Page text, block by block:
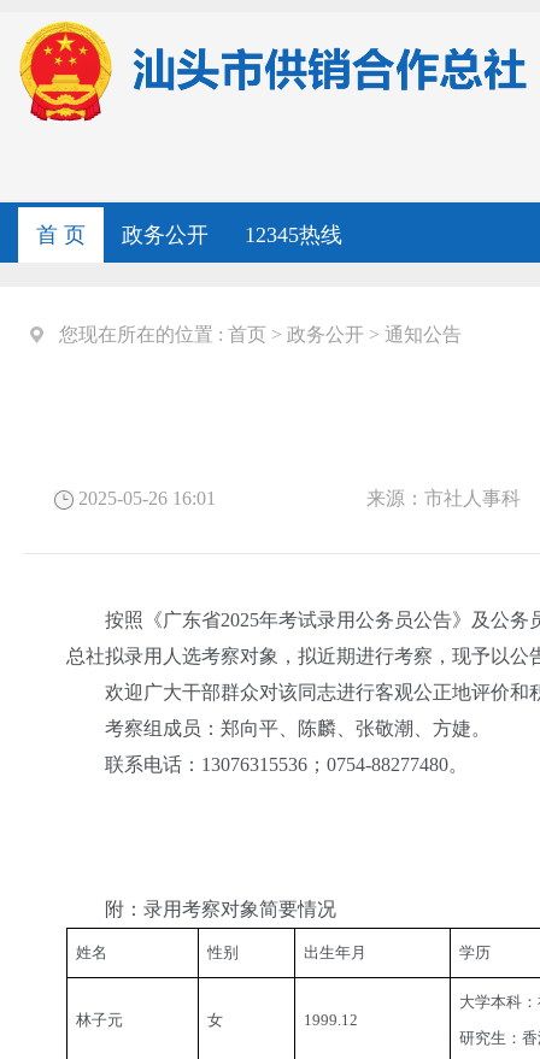
首 页 政务公开 12345热线
您现在所在的位置 : 首页 > 政务公开 > 通知公告
2025-05-26 16:01 来源：市社人事科
按照《广东省2025年考试录用公务员公告》及公务
总社拟录用人选考察对象，拟近期进行考察，现予以公
欢迎广大干部群众对该同志进行客观公正地评价和
考察组成员：郑向平、陈麟、张敬潮、方婕。
联系电话：13076315536；0754-88277480。
附：录用考察对象简要情况
姓名 性别 出生年月 学历
林子元 女 1999.12
大学本科
研究生：